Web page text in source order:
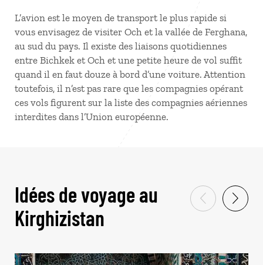
L’avion est le moyen de transport le plus rapide si
vous envisagez de visiter Och et la vallée de Ferghana,
au sud du pays. Il existe des liaisons quotidiennes
entre Bichkek et Och et une petite heure de vol suffit
quand il en faut douze à bord d’une voiture. Attention
toutefois, il n’est pas rare que les compagnies opérant
ces vols figurent sur la liste des compagnies aériennes
interdites dans l’Union européenne.
Idées de voyage au
Kirghizistan